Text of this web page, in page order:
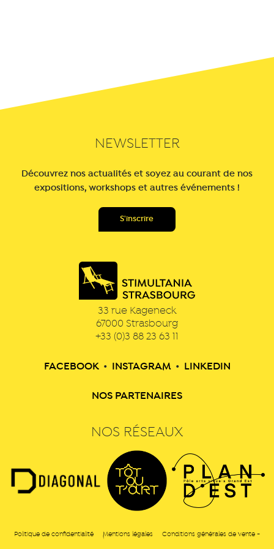
NEWSLETTER
Découvrez nos actualités et soyez au courant de nos
expositions, workshops et autres événements !
33 rue Kageneck
67000 Strasbourg
+33 (0)3 88 23 63 11
FACEBOOK • INSTAGRAM • LINKEDIN
NOS PARTENAIRES
NOS RÉSEAUX
Politique de confidentialité Mentions légales Conditions générales de vente -